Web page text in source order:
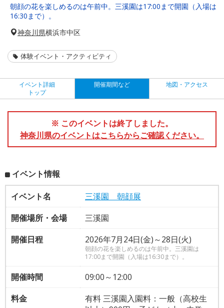
朝顔の花を楽しめるのは午前中。三溪園は17:00まで開園（入場は
16:30まで）。
神奈川県横浜市中区
体験イベント・アクティビティ
イベント詳細
トップ
開催期間など 地図・アクセス
※ このイベントは終了しました。
神奈川県のイベントはこちらからご確認ください。
イベント情報
イベント名
三溪園 朝顔展
開催場所・会場
三溪園
開催日程
2026年7月24日(金)～28日(火)
朝顔の花を楽しめるのは午前中。三溪園は
17:00まで開園（入場は16:30まで）。
開催時間
09:00～12:00
料金
有料 三溪園入園料：一般（高校生